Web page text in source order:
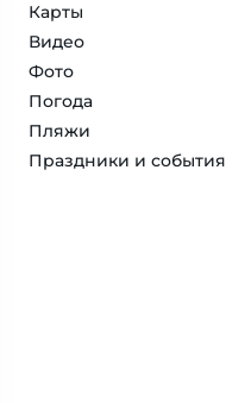
Карты
Видео
Фото
Погода
Пляжи
Праздники и события